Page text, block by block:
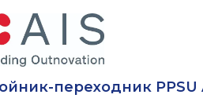
переходник PPSU